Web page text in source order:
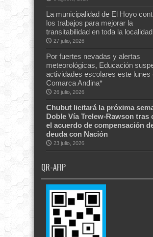
La municipalidad de El Hoyo
los trabajos para mejorar la
transitabilidad en toda la localidad
27 julio, 2026
Por fuertes nevadas y alertas
meteorológicas, Educación
actividades escolares este lunes
Comarca Andina*
26 julio, 2026
Chubut licitará la próxima
Doble Vía Trelew-Rawson tras
el acuerdo de compensación
deuda con Nación
23 julio, 2026
QR-AFIP